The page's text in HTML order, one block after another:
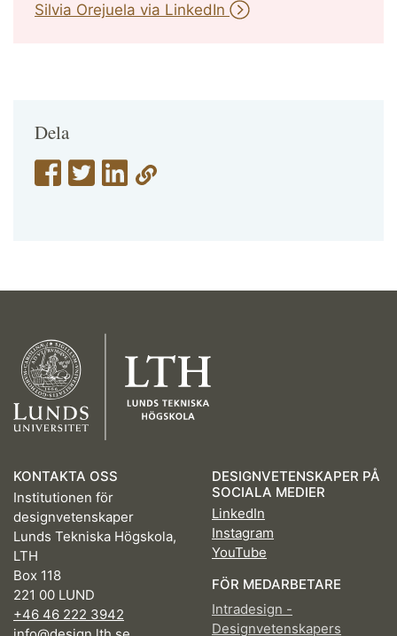
Dela
Silvia Orejuela via LinkedIn
KONTAKTA OSS
Institutionen för
designvetenskaper
Lunds Tekniska Högskola,
LTH
Box 118
221 00 LUND
+46 46 222 3942
DESIGNVETENSKAPER PÅ
SOCIALA MEDIER
LinkedIn
Instagram
YouTube
FÖR MEDARBETARE
Intradesign -
Designvetenskapers